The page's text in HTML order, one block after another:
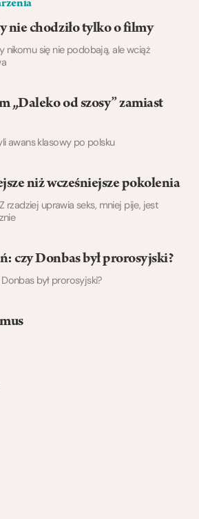
nie chodziło tylko o filmy
nikomu się nie podobają, ale wciąż
„Daleko od szosy” zamiast
awans klasowy po polsku
niż wcześniejsze pokolenia
rzadziej uprawia seks, mniej pije, jest
czy Donbas był prorosyjski?
był prorosyjski?